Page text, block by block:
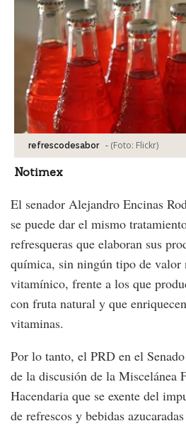
refrescodesabor - (Foto: Flickr)
Notimex
El senador Alejandro Encinas
se puede dar el mismo
refresqueras que elaboran sus
química, sin ningún tipo de valor
vitamínico, frente a los que
con fruta natural y que
vitaminas.
Por lo tanto, el PRD en el
de la discusión de la Miscelánea
Hacendaria que se exente del
de refrescos y bebidas